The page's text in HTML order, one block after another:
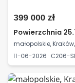
399 000 zł
Powierzchnia
małopolskie,
11-06-2026 · C206-